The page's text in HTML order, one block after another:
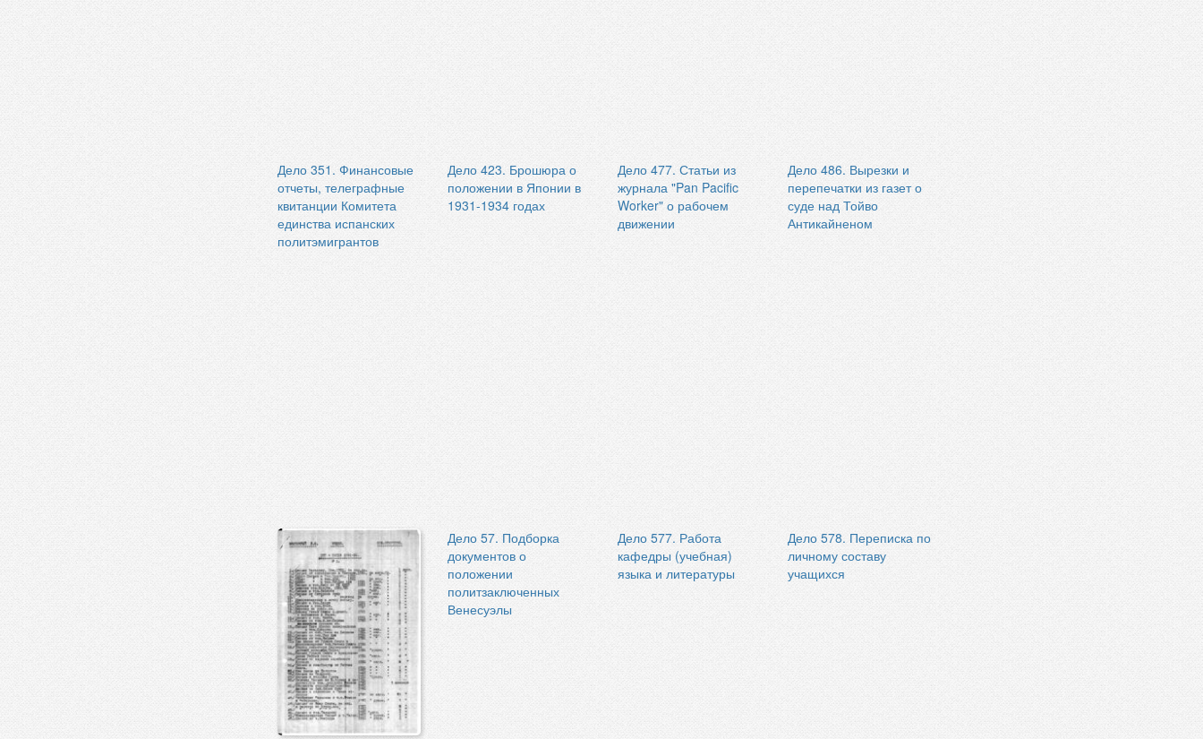
Дело 351. Финансовые
отчеты, телеграфные
квитанции Комитета
единства испанских
политэмигрантов
Дело 423. Брошюра о
положении в Японии в
1931-1934 годах
Дело 477. Статьи из
журнала "Pan Pacific
Worker" о рабочем
движении
Дело 486. Вырезки и
перепечатки из газет о
суде над Тойво
Антикайненом
Дело 57. Подборка
документов о
положении
политзаключенных
Венесуэлы
Дело 577. Работа
кафедры (учебная)
языка и литературы
Дело 578. Переписка по
личному составу
учащихся